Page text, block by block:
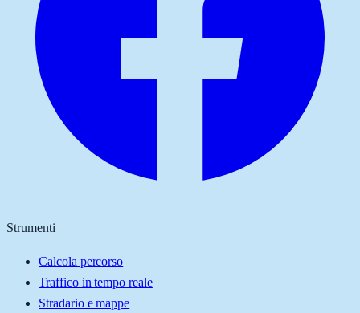
Strumenti
Calcola percorso
Traffico in tempo reale
Stradario e mappe